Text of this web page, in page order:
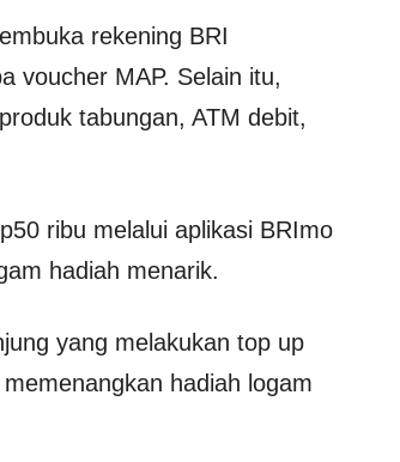
rekening BRI
voucher MAP. Selain itu,
tabungan, ATM debit,
ribu melalui aplikasi BRImo
hadiah menarik.
yang melakukan top up
hadiah logam